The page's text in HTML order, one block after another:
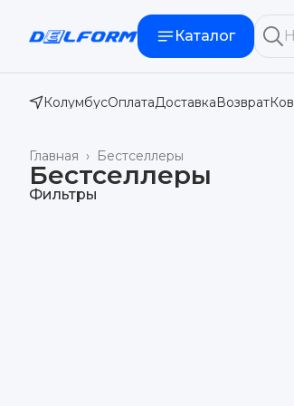
Каталог
КолумбусОплатаДоставкаВозврат
Бестселлеры
Главная ›
Бестселлеры
Фильтры